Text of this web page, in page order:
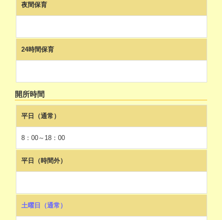
夜間保育
24時間保育
開所時間
平日（通常）
8：00～18：00
平日（時間外）
土曜日（通常）